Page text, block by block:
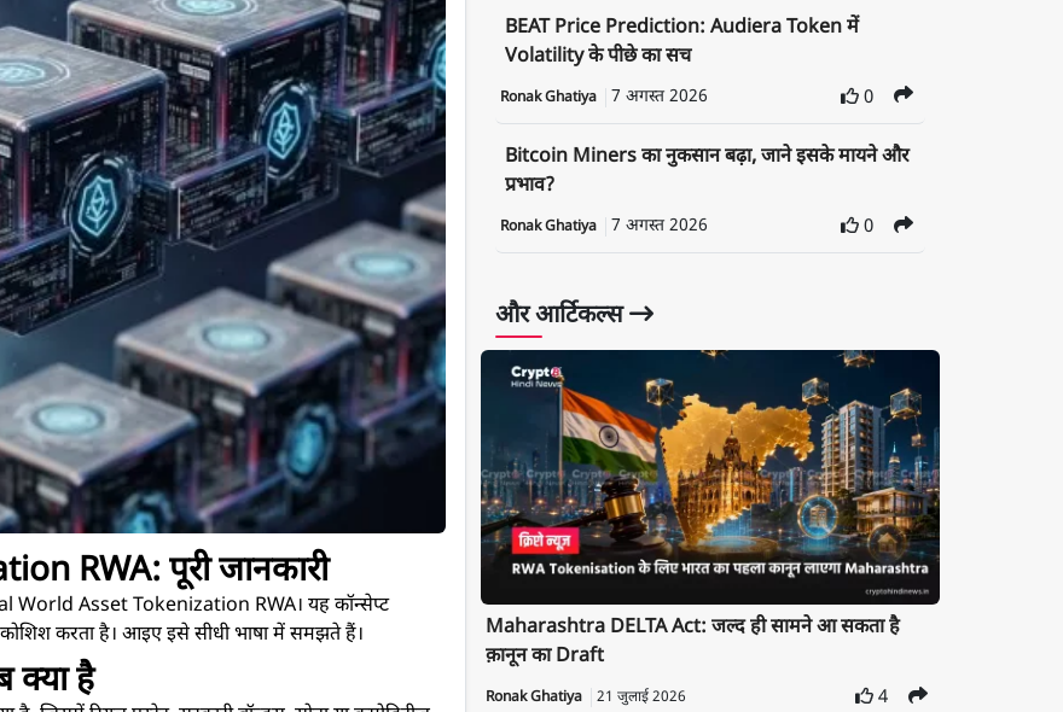
RWA: पूरी जानकारी
World Asset Tokenization RWA। यह कॉन्सेप्ट
करता है। आइए इसे सीधी भाषा में समझते हैं।
क्या है
BEAT Price Prediction: Audiera Token में
Volatility के पीछे का सच
Ronak Ghatiya 7 अगस्त 2026 0
Bitcoin Miners का नुकसान बढ़ा, जाने इसके मायने और
प्रभाव?
Ronak Ghatiya 7 अगस्त 2026 0
और आर्टिकल्स
Maharashtra DELTA Act: जल्द ही सामने आ सकता है
क़ानून का Draft
Ronak Ghatiya 21 जुलाई 2026 4